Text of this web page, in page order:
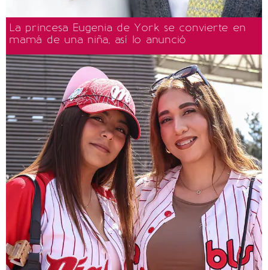
La princesa Eugenia de York se convierte en
mamá de una niña, así lo anunció